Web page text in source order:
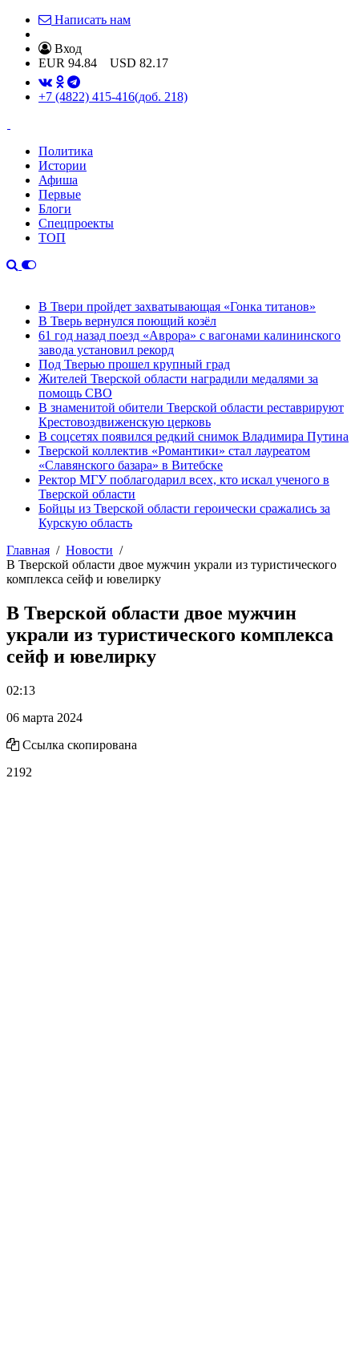
Написать нам
Вход
EUR 94.84 USD 82.17
+7 (4822) 415-416(доб. 218)
Политика
Истории
Афиша
Первые
Блоги
Спецпроекты
ТОП
В Твери пройдет захватывающая «Гонка титанов»
В Тверь вернулся поющий козёл
61 год назад поезд «Аврора» с вагонами калининского
завода установил рекорд
Под Тверью прошел крупный град
Жителей Тверской области наградили медалями за
помощь СВО
В знаменитой обители Тверской области реставрируют
Крестовоздвиженскую церковь
В соцсетях появился редкий снимок Владимира Путина
Тверской коллектив «Романтики» стал лауреатом
«Славянского базара» в Витебске
Ректор МГУ поблагодарил всех, кто искал ученого в
Тверской области
Бойцы из Тверской области героически сражались за
Курскую область
Главная
Новости
В Тверской области двое мужчин украли из туристического
комплекса сейф и ювелирку
В Тверской области двое мужчин
украли из туристического комплекса
сейф и ювелирку
02:13
06 марта 2024
Ссылка скопирована
2192